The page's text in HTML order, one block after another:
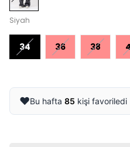
Siyah
34 36 38
❤️Bu hafta 85 kişi favoriledi